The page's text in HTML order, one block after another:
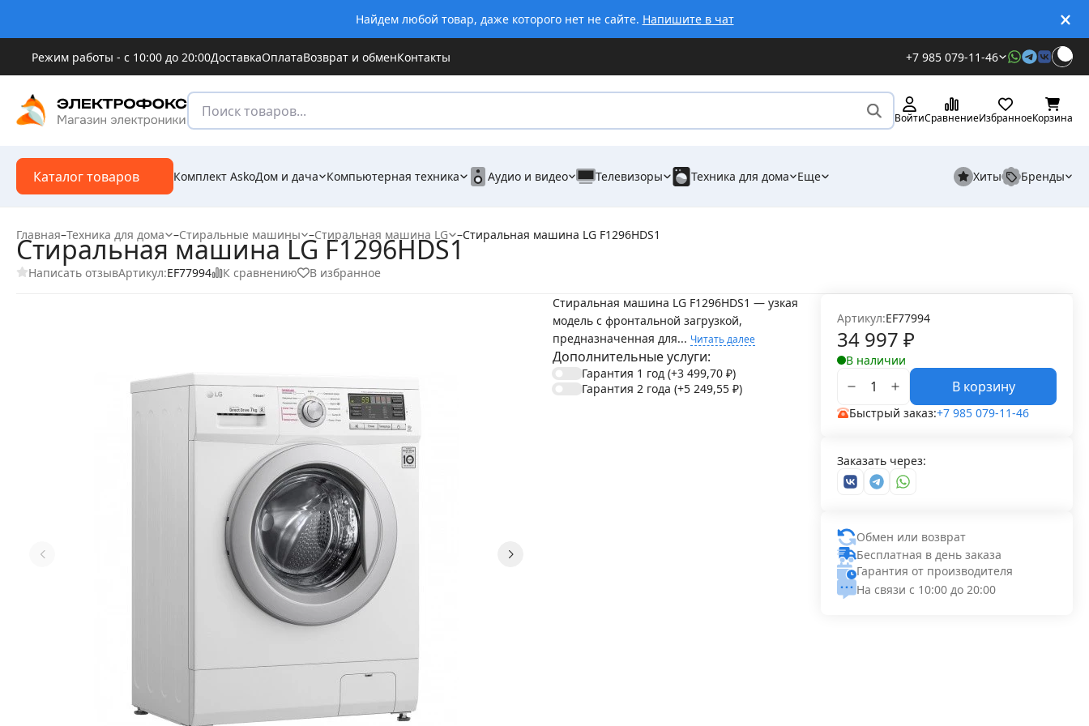
Найдем любой товар, даже которого нет не сайте. Напишите в чат
Режим работы - с 10:00 до 20:00ДоставкаОплатаВозврат и обменКонтакты +7 985 079-11-46
ВойтиСравнениеИзбранноеКорзина
Каталог товаров Комплект AskoДом и дача Компьютерная техника Аудио и видео Телевизоры Техника для дома Еще Хиты Бренды
Главная–Техника для дома –Стиральные машины –Стиральная машина LG –Стиральная машина LG F1296HDS1
Стиральная машина LG F1296HDS1
Написать отзывАртикул:EF77994 К сравнению
В избранное
Стиральная машина LG F1296HDS1 — узкая
модель с фронтальной загрузкой,
предназначенная для... Читать далее
Дополнительные услуги:
Гарантия 1 год (+3 499,70 ₽)
Гарантия 2 года (+5 249,55 ₽)
Артикул:EF77994
34 997 ₽
В наличии
В корзину
Быстрый заказ:+7 985 079-11-46
Заказать через:
Обмен или возврат
Бесплатная в день заказа
Гарантия от производителя
На связи с 10:00 до 20:00